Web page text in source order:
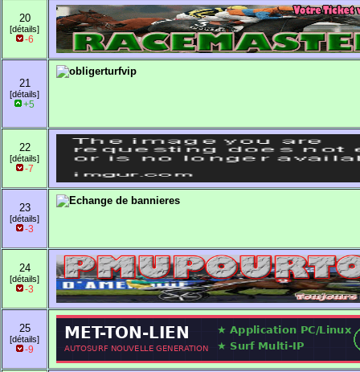
20
[détails]
-6
21
[détails]
+5
22
[détails]
-7
23
[détails]
-3
24
[détails]
-3
25
[détails]
-9